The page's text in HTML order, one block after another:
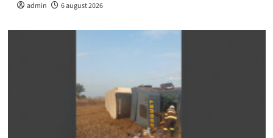
admin 6 august 2026